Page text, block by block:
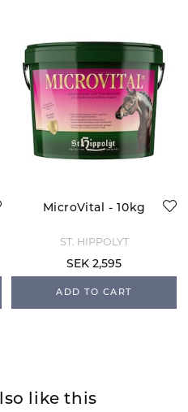
MicroVital - 10kg
ST. HIPPOLYT
SEK 2,595
ADD TO CART
like this